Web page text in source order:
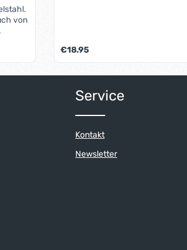
von
Regulärer Preis:
€18.95
Service
Kontakt
Newsletter